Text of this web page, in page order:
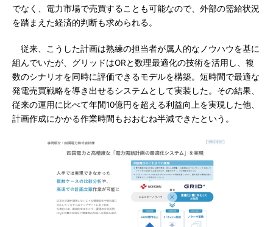
でなく、電力市場で売買することも可能なので、外部の需給状況
を踏まえた経済的判断も求められる。
従来、こうした計画は熟練の担当者が属人的なノウハウを基に
組んでいたが、グリッドはORと数理最適化の技術を活用し、複
数のシナリオを同時に評価できるモデルを構築。短時間で最適な
発電売買戦略を導き出せるシステムとして実装した。その結果、
従来の運用に比べて年間10億円を超える利益向上を実現した他、
計画作成にかかる作業時間もおおむね半減できたという。